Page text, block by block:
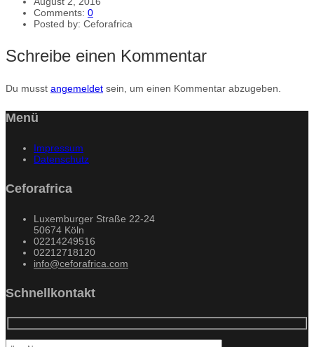
Comments: 0
Posted by: Ceforafrica
Schreibe einen Kommentar
Du musst angemeldet sein, um einen Kommentar abzugeben.
Menü
Impressum
Datenschutz
Ceforafrica
Luxemburger Straße 22-24
50674 Köln
02214249516
02212718120
info@ceforafrica.com
Schnellkontakt